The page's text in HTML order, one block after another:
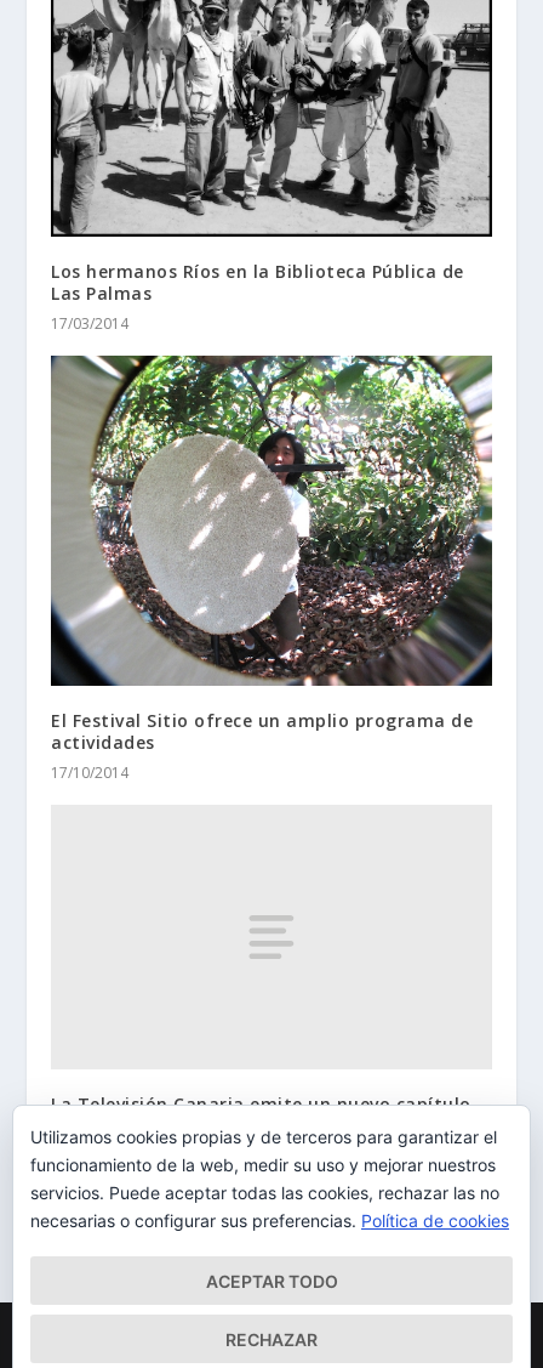
Los hermanos Ríos en la Biblioteca Pública de
Las Palmas
17/03/2014
El Festival Sitio ofrece un amplio programa de
actividades
17/10/2014
La Televisión Canaria emite un nuevo capítulo
de la serie documental ‘Tenerife.Espacios de
Arquitectura’
26/07/2013
Elegant Themes| Desarrollado por
Utilizamos cookies propias y de terceros para garantizar el
funcionamiento de la web, medir su uso y mejorar nuestros
servicios. Puede aceptar todas las cookies, rechazar las no
necesarias o configurar sus preferencias. Política de cookies
ACEPTAR TODO
RECHAZAR